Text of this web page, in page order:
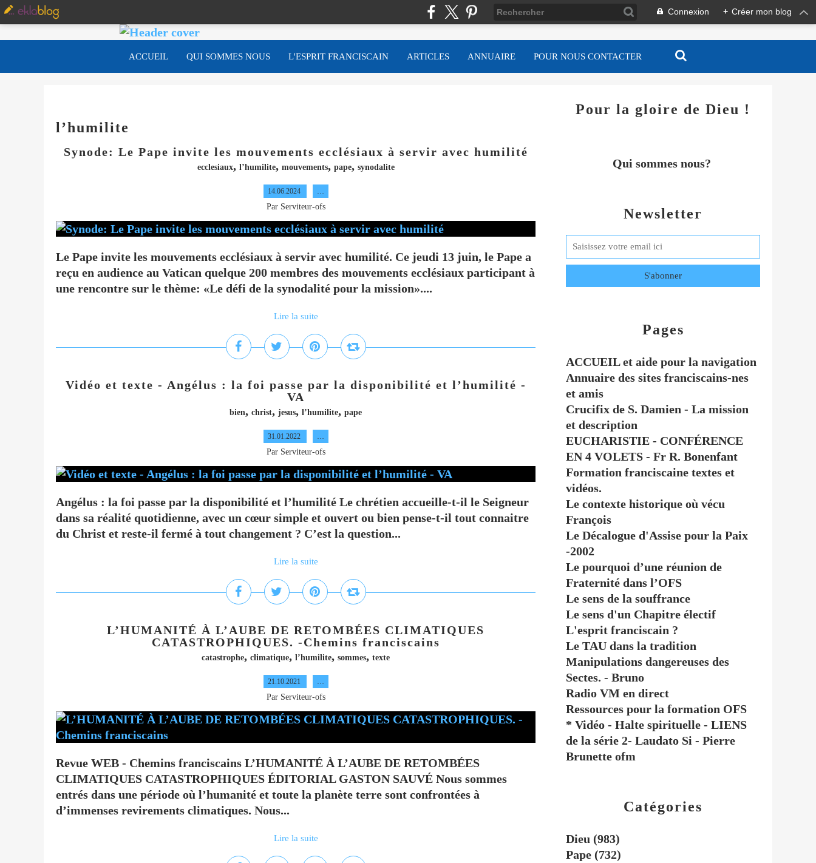
Connexion + Créer mon blog
ACCUEIL QUI SOMMES NOUS L'ESPRIT FRANCISCAIN ARTICLES ANNUAIRE POUR NOUS CONTACTER
l’humilite
Synode: Le Pape invite les mouvements ecclésiaux à servir avec humilité
ecclesiaux, l’humilite, mouvements, pape, synodalite
14.06.2024 …
Par Serviteur-ofs
Le Pape invite les mouvements ecclésiaux à servir avec humilité. Ce jeudi 13 juin, le Pape a
reçu en audience au Vatican quelque 200 membres des mouvements ecclésiaux participant à
une rencontre sur le thème: «Le défi de la synodalité pour la mission»....
Lire la suite
Vidéo et texte - Angélus : la foi passe par la disponibilité et l’humilité -
VA
bien, christ, jesus, l’humilite, pape
31.01.2022 …
Par Serviteur-ofs
Angélus : la foi passe par la disponibilité et l’humilité Le chrétien accueille-t-il le Seigneur
dans sa réalité quotidienne, avec un cœur simple et ouvert ou bien pense-t-il tout connaitre
du Christ et reste-il fermé à tout changement ? C’est la question...
Lire la suite
L’HUMANITÉ À L’AUBE DE RETOMBÉES CLIMATIQUES
CATASTROPHIQUES. -Chemins franciscains
catastrophe, climatique, l’humilite, sommes, texte
21.10.2021 …
Par Serviteur-ofs
Revue WEB - Chemins franciscains L’HUMANITÉ À L’AUBE DE RETOMBÉES
CLIMATIQUES CATASTROPHIQUES ÉDITORIAL GASTON SAUVÉ Nous sommes
entrés dans une période où l’humanité et toute la planète terre sont confrontées à
d’immenses revirements climatiques. Nous...
Lire la suite
Newsletter
Catégories
Dieu (983)
Pape (732)
Pages
ACCUEIL et aide pour la navigation
Annuaire des sites franciscains-nes
et amis
Crucifix de S. Damien - La mission
et description
EUCHARISTIE - CONFÉRENCE
EN 4 VOLETS - Fr R. Bonenfant
Formation franciscaine textes et
vidéos.
Le contexte historique où vécu
François
Le Décalogue d'Assise pour la Paix
-2002
Le pourquoi d’une réunion de
Fraternité dans l’OFS
Le sens de la souffrance
Le sens d'un Chapitre électif
L'esprit franciscain ?
Le TAU dans la tradition
Manipulations dangereuses des
Sectes. - Bruno
Radio VM en direct
Ressources pour la formation OFS
* Vidéo - Halte spirituelle - LIENS
de la série 2- Laudato Si - Pierre
Brunette ofm
Pour la gloire de Dieu !
Qui sommes nous?